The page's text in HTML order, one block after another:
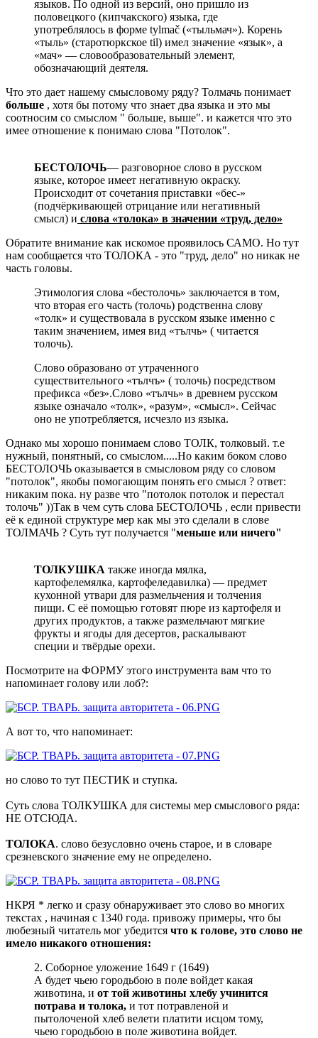
языков. По одной из версий, оно пришло из
половецкого (кипчакского) языка, где
употреблялось в форме tylmač («тыльмач»). Корень
«тыль» (старотюркское til) имел значение «язык», а
«мач» — словообразовательный элемент,
обозначающий деятеля.
Что это дает нашему смысловому ряду? Толмачь понимает
больше , хотя бы потому что знает два языка и это мы
соотносим со смыслом " больше, выше". и кажется что это
имее отношение к понимаю слова "Потолок".
БЕСТОЛОЧЬ— разговорное слово в русском
языке, которое имеет негативную окраску.
Происходит от сочетания приставки «бес-»
(подчёркивающей отрицание или негативный
смысл) и слова «толока» в значении «труд, дело»
Обратите внимание как искомое проявилось САМО. Но тут
нам сообщается что ТОЛОКА - это "труд, дело" но никак не
часть головы.
Этимология слова «бестолочь» заключается в том,
что вторая его часть (толочь) родственна слову
«толк» и существовала в русском языке именно с
таким значением, имея вид «тълчь» ( читается
толочь).
Слово образовано от утраченного
существительного «тълчъ» ( толочь) посредством
префикса «без».Слово «тълчь» в древнем русском
языке означало «толк», «разум», «смысл». Сейчас
оно не употребляется, исчезло из языка.
Однако мы хорошо понимаем слово ТОЛК, толковый. т.е
нужный, понятный, со смыслом.....Но каким боком слово
БЕСТОЛОЧЬ оказывается в смысловом ряду со словом
"потолок", якобы помогающим понять его смысл ? ответ:
никаким пока. ну разве что "потолок потолок и перестал
толочь" ))Так в чем суть слова БЕСТОЛОЧЬ , если привести
её к единой структуре мер как мы это сделали в слове
ТОЛМАЧЬ ? Суть тут получается "меньше или ничего"
ТОЛКУШКА также иногда мялка,
картофелемялка, картофеледавилка) — предмет
кухонной утвари для размельчения и толчения
пищи. С её помощью готовят пюре из картофеля и
других продуктов, а также размельчают мягкие
фрукты и ягоды для десертов, раскалывают
специи и твёрдые орехи.
Посмотрите на ФОРМУ этого инструмента вам что то
напоминает голову или лоб?:
А вот то, что напоминает:
но слово то тут ПЕСТИК и ступка.
Суть слова ТОЛКУШКА для системы мер смыслового ряда:
НЕ ОТСЮДА.
ТОЛОКА. слово безусловно очень старое, и в словаре
срезневского значение ему не определено.
НКРЯ * легко и сразу обнаруживает это слово во многих
текстах , начиная с 1340 года. привожу примеры, что бы
любезный читатель мог убедится что к голове, это слово не
имело никакого отношения:
2. Соборное уложение 1649 г (1649)
А будет чьею городьбою в поле войдет какая
животина, и от той животины хлебу учинится
потрава и толока, и тот потравленой и
пытолоченой хлеб велети платити исцом тому,
чьею городьбою в поле животина войдет.